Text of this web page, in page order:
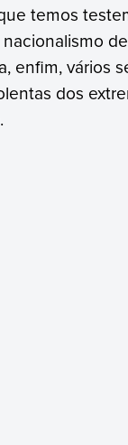
temos
enfim, vários
dos